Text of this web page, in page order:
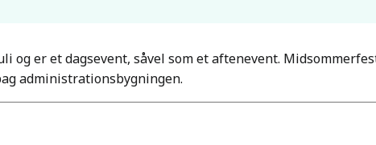
og er et dagsevent, såvel som et aftenevent.
administrationsbygningen.